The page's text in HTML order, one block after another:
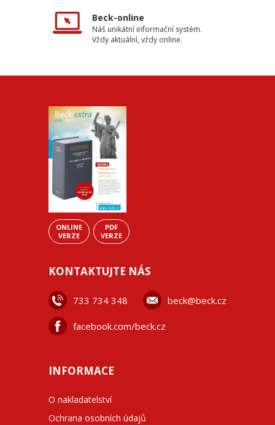
Beck-online
Náš unikátní informační systém.
Vždy aktuální, vždy online.
ONLINE
VERZE
PDF
VERZE
KONTAKTUJTE NÁS
733 734 348 beck@beck.cz
facebook.com/beck.cz
INFORMACE
O nakladatelství
Ochrana osobních údajů